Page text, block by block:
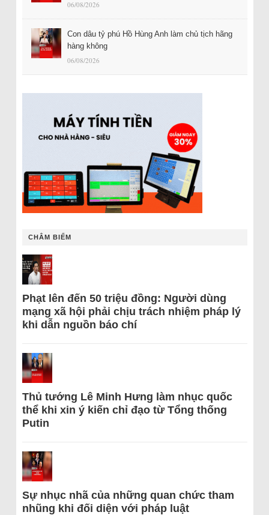
06/08/2026
Con dâu tỷ phú Hồ Hùng Anh làm chủ tịch hãng
hàng không
06/08/2026
CHÂM BIẾM
Phạt lên đến 50 triệu đồng: Người dùng
mạng xã hội phải chịu trách nhiệm pháp lý
khi dẫn nguồn báo chí
Thủ tướng Lê Minh Hưng làm nhục quốc
thể khi xin ý kiến chỉ đạo từ Tổng thống
Putin
Sự nhục nhã của những quan chức tham
nhũng khi đối diện với pháp luật